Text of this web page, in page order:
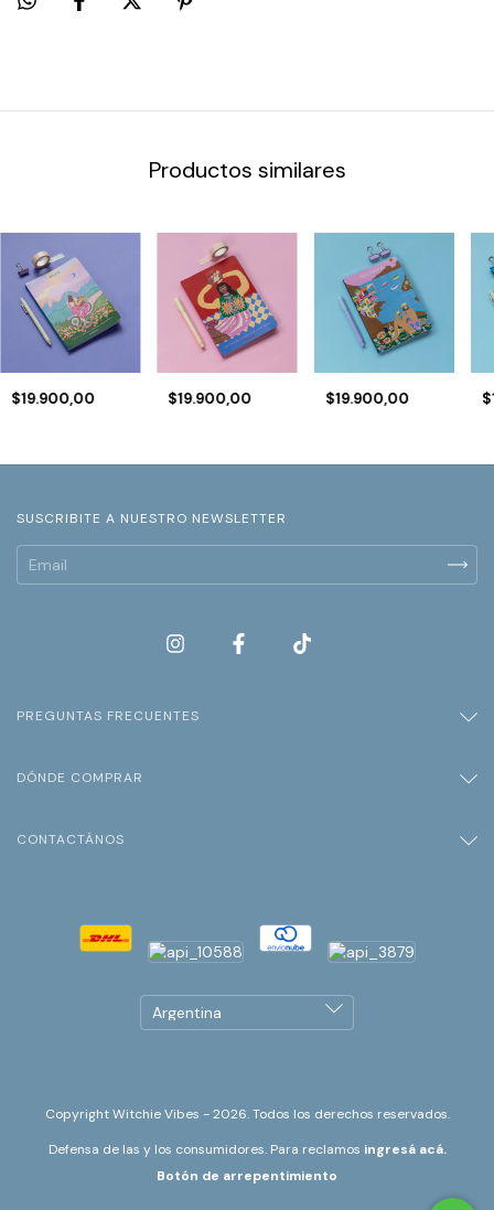
Productos similares
$19.900,00 $19.900,00 $19.900,00
SUSCRIBITE A NUESTRO NEWSLETTER
PREGUNTAS FRECUENTES
DÓNDE COMPRAR
CONTACTÁNOS
Copyright Witchie Vibes - 2026. Todos los derechos reservados.
Defensa de las y los consumidores. Para reclamos ingresá acá.
Botón de arrepentimiento